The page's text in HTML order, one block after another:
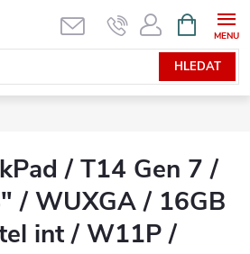
HLEDAT
NÁKUPNÍ
KOŠÍK
/ T14 Gen 7 /
/ WUXGA / 16GB
int / W11P /